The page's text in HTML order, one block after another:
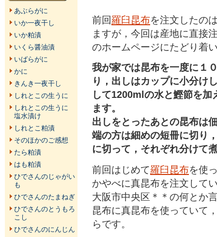
前回羅臼昆布を注文したの
ますが，今回は産地に直接
のホームページにたどり着
我が家では昆布を一度に１
り，出しはカップに小分け
して1200mlの水と鰹節を
ます。
出しをとったあとの昆布は
端の方は細めの短冊に切り
に切って，それぞれ分けて
前回はじめて羅臼昆布を使
かやべに真昆布を注文して
大阪市中央区＊＊の何とか
昆布に真昆布を使っていて
らです。
あぶらがに
いか一夜干し
いか粕漬
いくら醤油漬
いばらがに
かに
きんき一夜干し
しれとこの生うに
しれとこの生うに
塩水漬け
しれとこ粕漬
そのほかのご感想
たら粕漬
はも粕漬
ひでさんのじゃがい
も
ひでさんのたまねぎ
ひでさんのとうもろ
こし
ひでさんのにんじん